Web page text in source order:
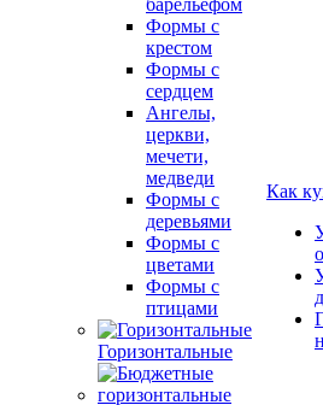
барельефом
Формы с
крестом
Формы с
сердцем
Ангелы,
церкви,
мечети,
медведи
Формы с
деревьями
Формы с
цветами
Формы с
птицами
Горизонтальные
Как